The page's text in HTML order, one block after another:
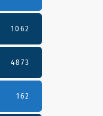
1062
4873
162